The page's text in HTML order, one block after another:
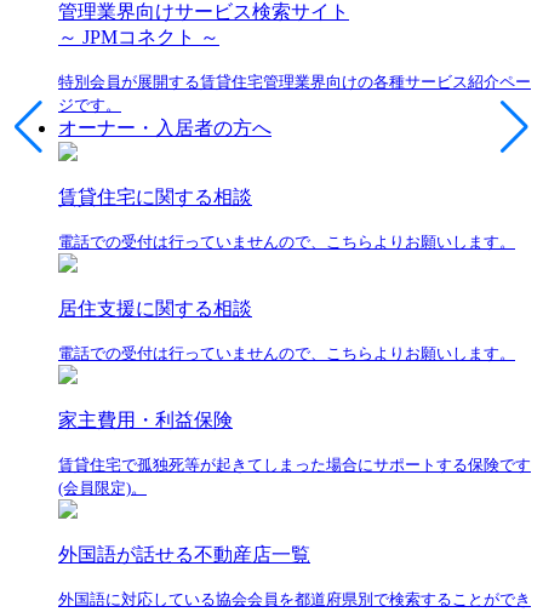
管理業界向けサービス検索サイト
～ JPMコネクト ～
特別会員が展開する賃貸住宅管理業界向けの各種サービス紹介ペー
ジです。
オーナー・入居者の方へ
賃貸住宅に関する相談
電話での受付は行っていませんので、こちらよりお願いします。
居住支援に関する相談
電話での受付は行っていませんので、こちらよりお願いします。
家主費用・利益保険
賃貸住宅で孤独死等が起きてしまった場合にサポートする保険です
(会員限定)。
外国語が話せる不動産店一覧
外国語に対応している協会会員を都道府県別で検索することができ